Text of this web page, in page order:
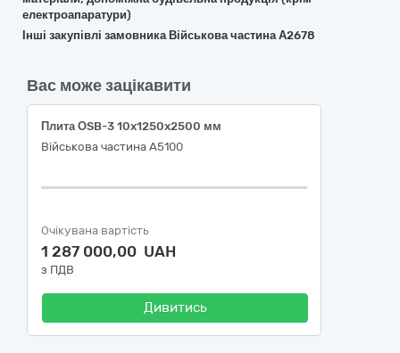
електроапаратури)
Інші закупівлі замовника Військова частина А2678
Вас може зацікавити
Плита ОSB-3 10x1250x2500 мм
Військова частина А5100
Очікувана вартість
1 287 000,00 UAH
з ПДВ
Дивитись